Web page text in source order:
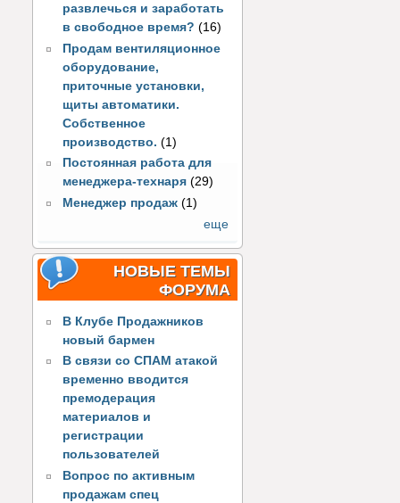
развлечься и заработать
в свободное время? (16)
Продам вентиляционное
оборудование,
приточные установки,
щиты автоматики.
Собственное
производство. (1)
Постоянная работа для
менеджера-технаря (29)
Менеджер продаж (1)
еще
НОВЫЕ ТЕМЫ
ФОРУМА
В Клубе Продажников
новый бармен
В связи со СПАМ атакой
временно вводится
премодерация
материалов и
регистрации
пользователей
Вопрос по активным
продажам спец